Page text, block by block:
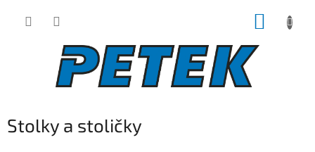
Stolky a stoličky